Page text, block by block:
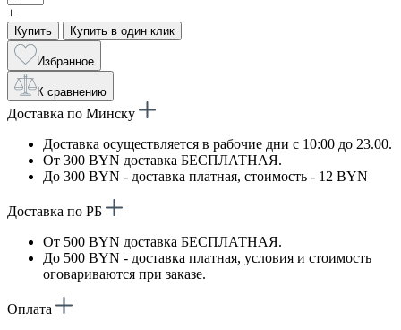
+
Купить Купить в один клик
Избранное
К сравнению
Доставка по Минску
Доставка осуществляется в рабочие дни с 10:00 до 23.00.
От 300 BYN доставка БЕСПЛАТНАЯ.
До 300 BYN - доставка платная, стоимость - 12 BYN
Доставка по РБ
От 500 BYN доставка БЕСПЛАТНАЯ.
До 500 BYN - доставка платная, условия и стоимость
оговариваются при заказе.
Оплата